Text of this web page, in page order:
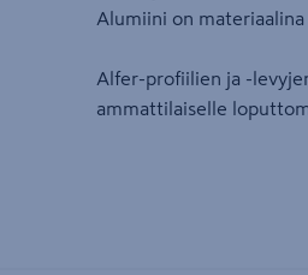
Alumiini on
Alfer-profiilien ja -
ammattilaiselle